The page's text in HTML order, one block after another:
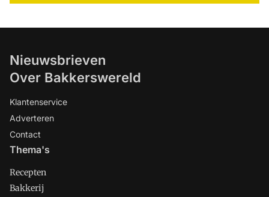
Nieuwsbrieven
Over Bakkerswereld
Klantenservice
Adverteren
Contact
Thema's
Recepten
Bakkerij